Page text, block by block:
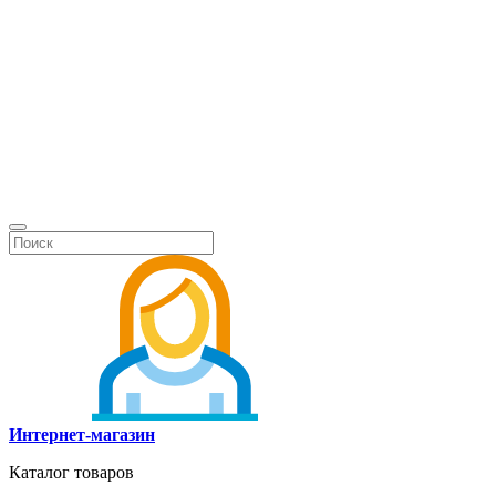
Интернет-магазин
Каталог товаров